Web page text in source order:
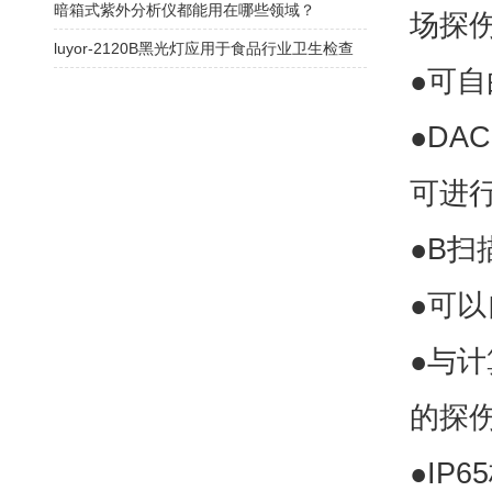
场探
●可
可进
●B扫
●可
●与
的探
暗箱式紫外分析仪都能用在哪些领域？
luyor-2120B黑光灯应用于食品行业卫生检查